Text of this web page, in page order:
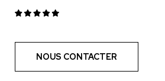
NOUS CONTACTER